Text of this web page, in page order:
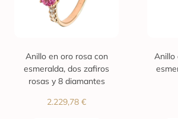
Anillo en oro rosa con
esmeralda, dos zafiros
rosas y 8 diamantes
2.229,78 €
Anillo